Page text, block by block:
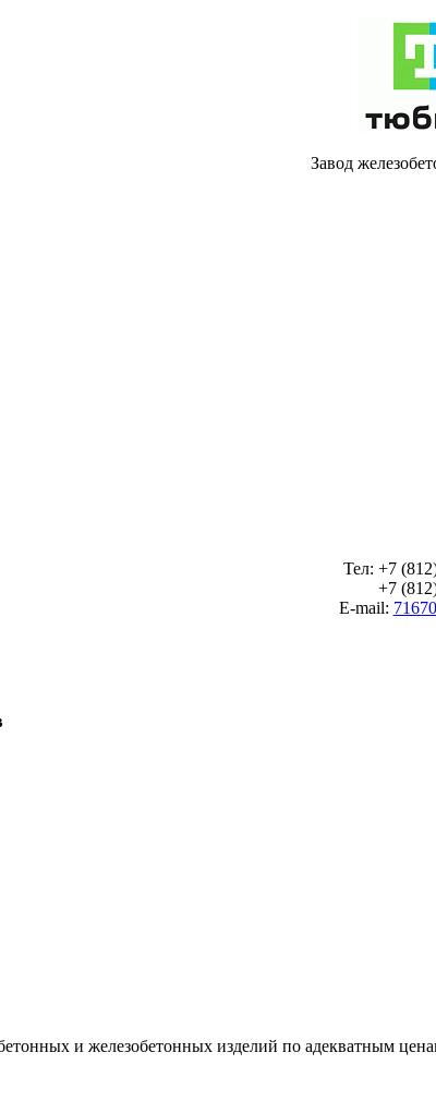
Завод
Тел: +7
+7 (812)
E-mail:
и железобетонных изделий по адекватным